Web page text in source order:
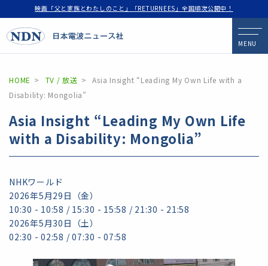
映画「父と家族とわたしのこと」「RETURNEES」全国順次公開中！
MENU
HOME TV / 放送
Asia Insight “Leading My Own Life with a
Disability: Mongolia”
Asia Insight “Leading My Own Life
with a Disability: Mongolia”
NHKワールド
2026年5月29日（金）
10:30 - 10:58 / 15:30 - 15:58 / 21:30 - 21:58
2026年5月30日（土）
02:30 - 02:58 / 07:30 - 07:58